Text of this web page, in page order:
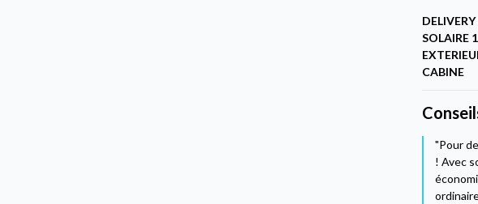
SOLAIRE
CABINE
"Pour
! Avec